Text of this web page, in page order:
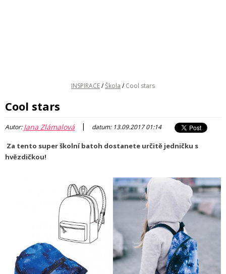
INSPIRACE/Škola / Cool stars
Cool stars
Autor:Jana Zlámalová | datum: 13.09.2017 01:14
Za tento super školní batoh dostanete určitě jedničku s
hvězdičkou!